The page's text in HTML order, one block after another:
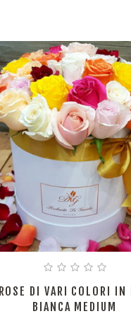
ROSE DI VARI COLORI IN
BIANCA MEDIUM